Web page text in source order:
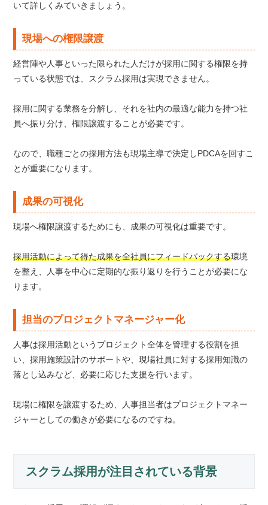
いて詳しくみていきましょう。
現場への権限譲渡
経営陣や人事といった限られた人だけが採用に関する権限を持
っている状態では、スクラム採用は実現できません。
採用に関する業務を分解し、それを社内の最適な能力を持つ社
員へ振り分け、権限譲渡することが必要です。
なので、職種ごとの採用方法も現場主導で決定しPDCAを回すこ
とが重要になります。
成果の可視化
現場へ権限譲渡するためにも、成果の可視化は重要です。
採用活動によって得た成果を全社員にフィードバックする環境
を整え、人事を中心に定期的な振り返りを行うことが必要にな
ります。
担当のプロジェクトマネージャー化
人事は採用活動というプロジェクト全体を管理する役割を担
い、採用施策設計のサポートや、現場社員に対する採用知識の
落とし込みなど、必要に応じた支援を行います。
現場に権限を譲渡するため、人事担当者はプロジェクトマネー
ジャーとしての働きが必要になるのですね。
スクラム採用が注目されている背景